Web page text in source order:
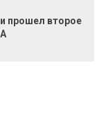
прошел второе